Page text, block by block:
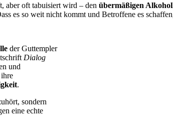
aber oft tabuisiert wird – den übermäßigen
es so weit nicht kommt und Betroffene es
der Guttempler
Dialog
und
.
sondern
eine echte